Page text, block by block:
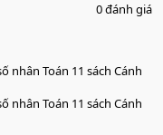
0 đánh giá
nhân Toán 11 sách Cánh
nhân Toán 11 sách Cánh